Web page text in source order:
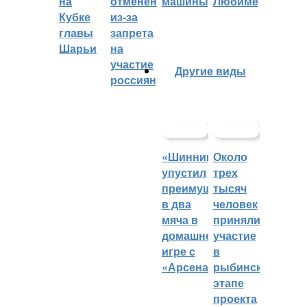
Кубке
главы
Шарьи
из-за
запрета
на
участие
россиян
Другие виды
«Шинник»
упустил
преимущество
в два
мяча в
домашней
игре с
«Арсеналом»
Около
трех
тысяч
человек
приняли
участие
в
рыбинском
этапе
проекта